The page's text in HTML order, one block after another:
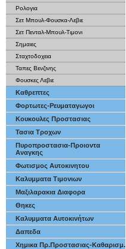
Ρολογια
Σετ Μπουλ-Φουσκα-Λεβιε
Σετ Πενταλ-Μπουλ-Τιμονι
Σημαιες
Σταχτοδοχεια
Ταπες Βενζινης
Φουσκες Λεβιε
Καθρεπτες
Φορτωτες-Ρευματαγωγοι
Κουκουλες Προστασιας
Τασια Τροχων
Πυροπροστασια-Προιοντα
Αναγκης
Φωτισμος Αυτοκινητου
Καλυμματα Τιμονιων
Μαξιλαρακια Διαφορα
Θηκες
Καλυμματα Αυτοκινήτων
Δαπεδα
Χημικα Πρ.Προστασιας-Καθαρισμ.